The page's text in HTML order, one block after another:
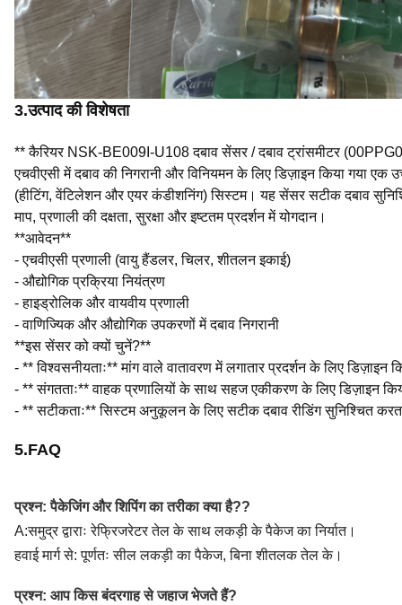
3.उत्पाद की विशेषता
** कैरियर NSK-BE009I-U108 दबाव सेंसर / दबाव ट्रांसमीटर
एचवीएसी में दबाव की निगरानी और विनियमन के लिए डिज़ाइन किया गया एक
(हीटिंग, वेंटिलेशन और एयर कंडीशनिंग) सिस्टम। यह सेंसर सटीक दबाव
माप, प्रणाली की दक्षता, सुरक्षा और इष्टतम प्रदर्शन में योगदान।
**आवेदन**
- एचवीएसी प्रणाली (वायु हैंडलर, चिलर, शीतलन इकाई)
- औद्योगिक प्रक्रिया नियंत्रण
- हाइड्रोलिक और वायवीय प्रणाली
- वाणिज्यिक और औद्योगिक उपकरणों में दबाव निगरानी
**इस सेंसर को क्यों चुनें?**
- ** विश्वसनीयताः** मांग वाले वातावरण में लगातार प्रदर्शन के लिए डिज़ाइन
- ** संगतताः** वाहक प्रणालियों के साथ सहज एकीकरण के लिए डिज़ाइन
- ** सटीकताः** सिस्टम अनुकूलन के लिए सटीक दबाव रीडिंग सुनिश्चित
5.FAQ
प्रश्न: पैकेजिंग और शिपिंग का तरीका क्या है??
A:समुद्र द्वाराः रेफ्रिजरेटर तेल के साथ लकड़ी के पैकेज का निर्यात।
हवाई मार्ग से: पूर्णतः सील लकड़ी का पैकेज, बिना शीतलक तेल के।
प्रश्न: आप किस बंदरगाह से जहाज भेजते हैं?